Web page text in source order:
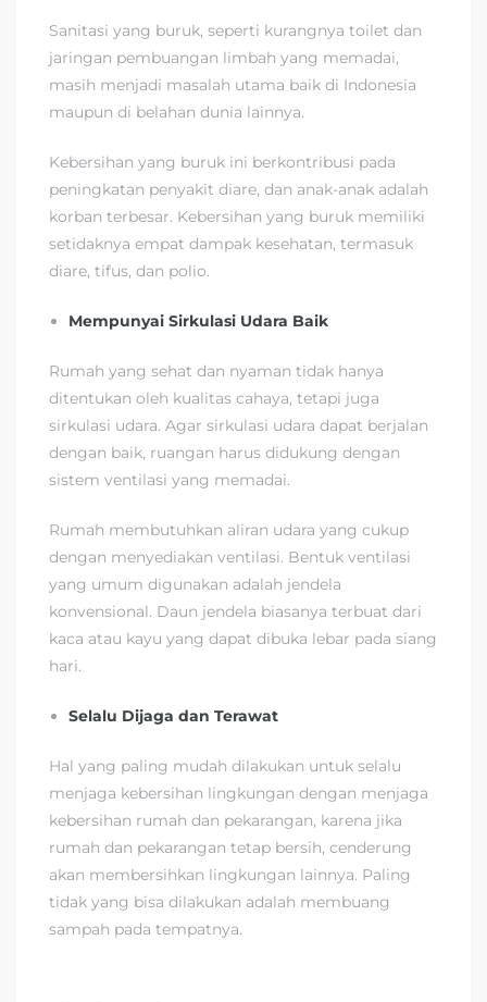
Sanitasi yang buruk, seperti kurangnya toilet dan
jaringan pembuangan limbah yang memadai,
masih menjadi masalah utama baik di Indonesia
maupun di belahan dunia lainnya.
Kebersihan yang buruk ini berkontribusi pada
peningkatan penyakit diare, dan anak-anak adalah
korban terbesar. Kebersihan yang buruk memiliki
setidaknya empat dampak kesehatan, termasuk
diare, tifus, dan polio.
Mempunyai Sirkulasi Udara Baik
Rumah yang sehat dan nyaman tidak hanya
ditentukan oleh kualitas cahaya, tetapi juga
sirkulasi udara. Agar sirkulasi udara dapat berjalan
dengan baik, ruangan harus didukung dengan
sistem ventilasi yang memadai.
Rumah membutuhkan aliran udara yang cukup
dengan menyediakan ventilasi. Bentuk ventilasi
yang umum digunakan adalah jendela
konvensional. Daun jendela biasanya terbuat dari
kaca atau kayu yang dapat dibuka lebar pada siang
hari.
Selalu Dijaga dan Terawat
Hal yang paling mudah dilakukan untuk selalu
menjaga kebersihan lingkungan dengan menjaga
kebersihan rumah dan pekarangan, karena jika
rumah dan pekarangan tetap bersih, cenderung
akan membersihkan lingkungan lainnya. Paling
tidak yang bisa dilakukan adalah membuang
sampah pada tempatnya.